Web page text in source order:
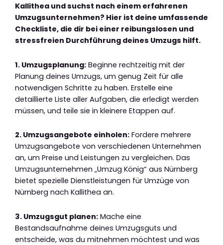
Kallithea und suchst nach einem erfahrenen
Umzugsunternehmen? Hier ist deine umfassende
Checkliste, die dir bei einer reibungslosen und
stressfreien Durchführung deines Umzugs hilft.
1. Umzugsplanung: Beginne rechtzeitig mit der
Planung deines Umzugs, um genug Zeit für alle
notwendigen Schritte zu haben. Erstelle eine
detaillierte Liste aller Aufgaben, die erledigt werden
müssen, und teile sie in kleinere Etappen auf.
2. Umzugsangebote einholen: Fordere mehrere
Umzugsangebote von verschiedenen Unternehmen
an, um Preise und Leistungen zu vergleichen. Das
Umzugsunternehmen „Umzug König“ aus Nürnberg
bietet spezielle Dienstleistungen für Umzüge von
Nürnberg nach Kallithea an.
3. Umzugsgut planen: Mache eine
Bestandsaufnahme deines Umzugsguts und
entscheide, was du mitnehmen möchtest und was